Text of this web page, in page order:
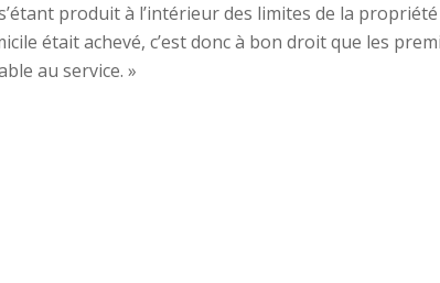
produit à l’intérieur des limites de la
était achevé, c’est donc à bon droit que les
au service. »